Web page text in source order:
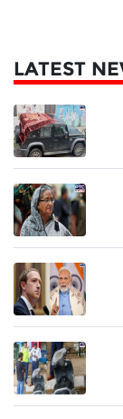
LATEST